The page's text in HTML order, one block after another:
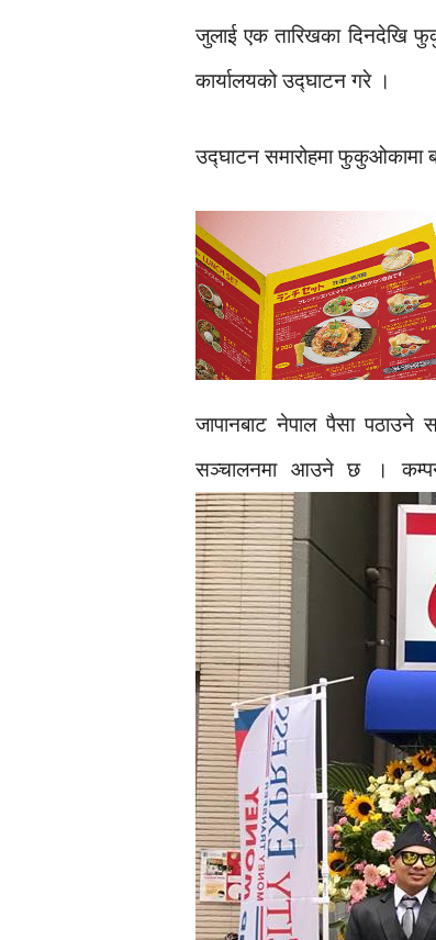
जुलाई एक तारिखका दिनदेखि
कार्यालयको उद्घाटन गरे ।
उद्घाटन समारोहमा फुकुओकामा
जापानबाट नेपाल पैसा पठाउने
सञ्चालनमा आउने छ ।